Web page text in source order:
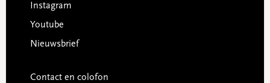
Instagram
Youtube
Nieuwsbrief
Contact en colofon